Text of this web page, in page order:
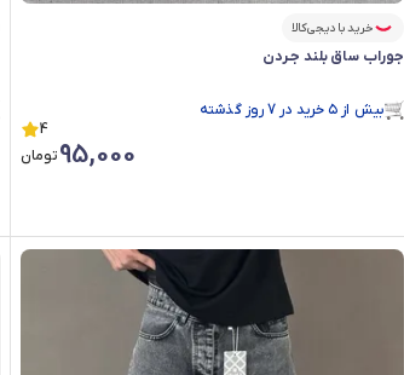
خرید با دیجی‌کالا
جوراب ساق بلند جـردن
در سبد خرید بیش از ۱۸۰ نفر.
4
95,000تومان